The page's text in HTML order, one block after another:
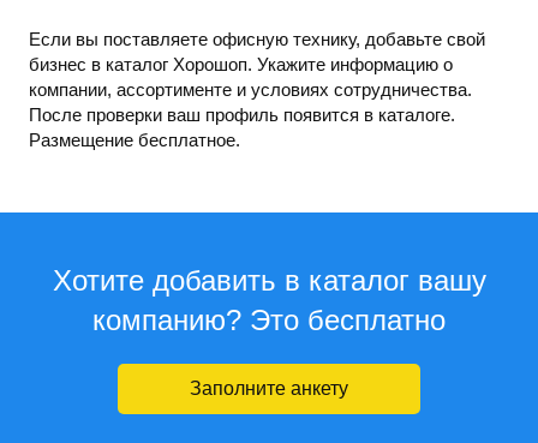
Если вы поставляете офисную технику, добавьте свой
бизнес в каталог Хорошоп. Укажите информацию о
компании, ассортименте и условиях сотрудничества.
После проверки ваш профиль появится в каталоге.
Размещение бесплатное.
Хотите добавить в каталог вашу
компанию? Это бесплатно
Заполните анкету